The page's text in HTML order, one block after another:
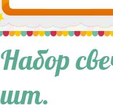
Набор
шт.